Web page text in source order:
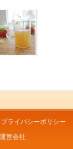
プライバシーポリシー
運営会社